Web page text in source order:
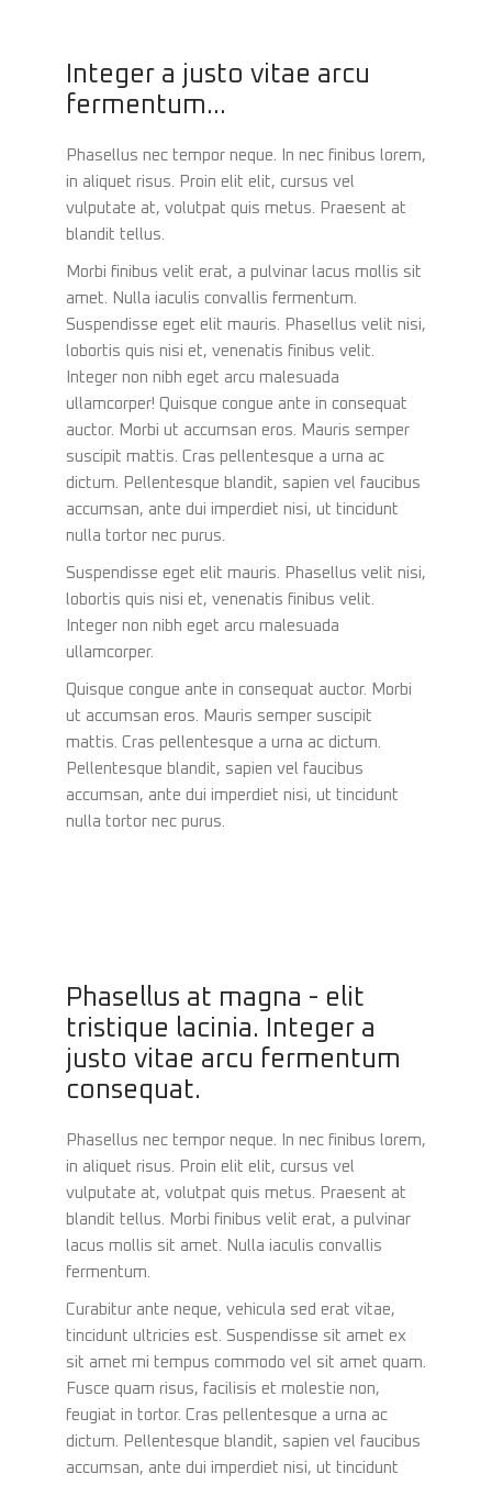
Integer a justo vitae arcu
fermentum...
Phasellus nec tempor neque. In nec finibus lorem,
in aliquet risus. Proin elit elit, cursus vel
vulputate at, volutpat quis metus. Praesent at
blandit tellus.
Morbi finibus velit erat, a pulvinar lacus mollis sit
amet. Nulla iaculis convallis fermentum.
Suspendisse eget elit mauris. Phasellus velit nisi,
lobortis quis nisi et, venenatis finibus velit.
Integer non nibh eget arcu malesuada
ullamcorper! Quisque congue ante in consequat
auctor. Morbi ut accumsan eros. Mauris semper
suscipit mattis. Cras pellentesque a urna ac
dictum. Pellentesque blandit, sapien vel faucibus
accumsan, ante dui imperdiet nisi, ut tincidunt
nulla tortor nec purus.
Suspendisse eget elit mauris. Phasellus velit nisi,
lobortis quis nisi et, venenatis finibus velit.
Integer non nibh eget arcu malesuada
ullamcorper.
Quisque congue ante in consequat auctor. Morbi
ut accumsan eros. Mauris semper suscipit
mattis. Cras pellentesque a urna ac dictum.
Pellentesque blandit, sapien vel faucibus
accumsan, ante dui imperdiet nisi, ut tincidunt
nulla tortor nec purus.
Phasellus at magna - elit
tristique lacinia. Integer a
justo vitae arcu fermentum
consequat.
Phasellus nec tempor neque. In nec finibus lorem,
in aliquet risus. Proin elit elit, cursus vel
vulputate at, volutpat quis metus. Praesent at
blandit tellus. Morbi finibus velit erat, a pulvinar
lacus mollis sit amet. Nulla iaculis convallis
fermentum.
Curabitur ante neque, vehicula sed erat vitae,
tincidunt ultricies est. Suspendisse sit amet ex
sit amet mi tempus commodo vel sit amet quam.
Fusce quam risus, facilisis et molestie non,
feugiat in tortor. Cras pellentesque a urna ac
dictum. Pellentesque blandit, sapien vel faucibus
accumsan, ante dui imperdiet nisi, ut tincidunt